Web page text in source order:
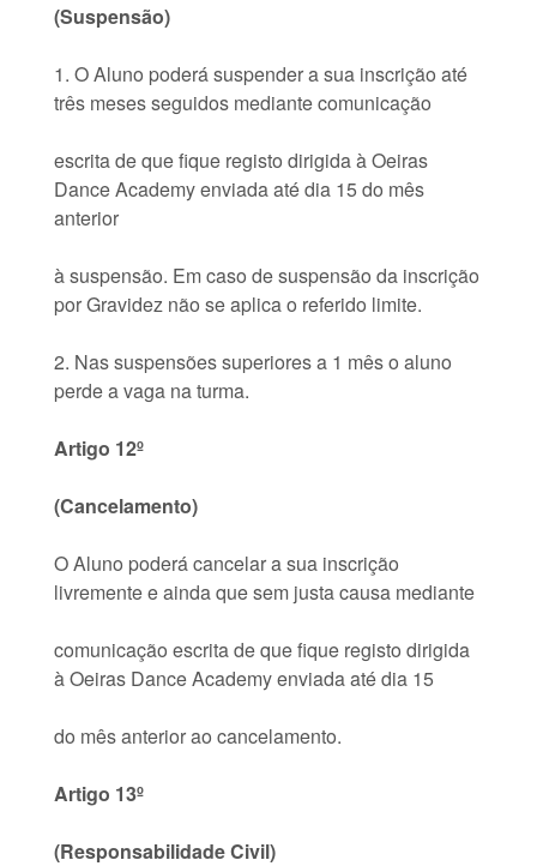
(Suspensão)
1. O Aluno poderá suspender a sua inscrição até
três meses seguidos mediante comunicação
escrita de que fique registo dirigida à Oeiras
Dance Academy enviada até dia 15 do mês
anterior
à suspensão. Em caso de suspensão da inscrição
por Gravidez não se aplica o referido limite.
2. Nas suspensões superiores a 1 mês o aluno
perde a vaga na turma.
Artigo 12º
(Cancelamento)
O Aluno poderá cancelar a sua inscrição
livremente e ainda que sem justa causa mediante
comunicação escrita de que fique registo dirigida
à Oeiras Dance Academy enviada até dia 15
do mês anterior ao cancelamento.
Artigo 13º
(Responsabilidade Civil)